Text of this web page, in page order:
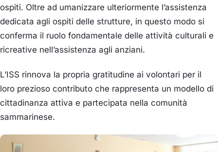
ospiti. Oltre ad umanizzare ulteriormente l’assistenza
dedicata agli ospiti delle strutture, in questo modo si
conferma il ruolo fondamentale delle attività culturali e
ricreative nell’assistenza agli anziani.
L’ISS rinnova la propria gratitudine ai volontari per il
loro prezioso contributo che rappresenta un modello di
cittadinanza attiva e partecipata nella comunità
sammarinese.